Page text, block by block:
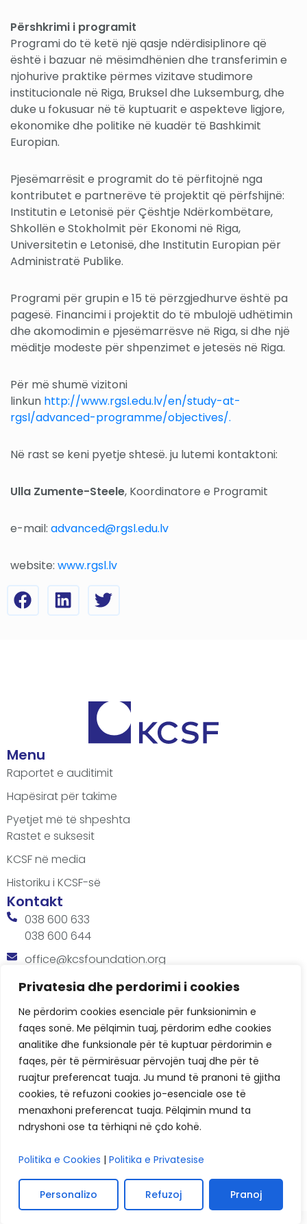
Privatesia dhe perdorimi i cookies
Ne përdorim cookies esenciale për funksionimin e
faqes sonë. Me pëlqimin tuaj, përdorim edhe cookies
analitike dhe funksionale për të kuptuar përdorimin e
faqes, për të përmirësuar përvojën tuaj dhe për të
ruajtur preferencat tuaja. Ju mund të pranoni të gjitha
cookies, të refuzoni cookies jo-esenciale ose të
menaxhoni preferencat tuaja. Pëlqimin mund ta
ndryshoni ose ta tërhiqni në çdo kohë.
Politika e Cookies | Politika e Privatesise
Personalizo Refuzoj Pranoj
Përshkrimi i programit
Programi do të ketë një qasje ndërdisiplinore që
është i bazuar në mësimdhënien dhe transferimin e
njohurive praktike përmes vizitave studimore
institucionale në Riga, Bruksel dhe Luksemburg, dhe
duke u fokusuar në të kuptuarit e aspekteve ligjore,
ekonomike dhe politike në kuadër të Bashkimit
Europian.
Pjesëmarrësit e programit do të përfitojnë nga
kontributet e partnerëve të projektit që përfshijnë:
Institutin e Letonisë për Çështje Ndërkombëtare,
Shkollën e Stokholmit për Ekonomi në Riga,
Universitetin e Letonisë, dhe Institutin Europian për
Administratë Publike.
Programi për grupin e 15 të përzgjedhurve është pa
pagesë. Financimi i projektit do të mbulojë udhëtimin
dhe akomodimin e pjesëmarrësve në Riga, si dhe një
mëditje modeste për shpenzimet e jetesës në Riga.
Për më shumë vizitoni
linkun http://www.rgsl.edu.lv/en/study-at-
rgsl/advanced-programme/objectives/.
Në rast se keni pyetje shtesë. ju lutemi kontaktoni:
Ulla Zumente-Steele, Koordinatore e Programit
e-mail: advanced@rgsl.edu.lv
website: www.rgsl.lv
Menu
Raportet e auditimit
Hapësirat për takime
Pyetjet më të shpeshta
Rastet e suksesit
KCSF në media
Historiku i KCSF-së
Kontakt
038 600 633
038 600 644
office@kcsfoundation.org
Besa Imami, Lam A, H1, Kat.12, nr. 65-1, Lakrishtë,
Orari
8:00 AM - 4:00 PM
KCSF © 2026
Politikat e Privatësisë
Cookies